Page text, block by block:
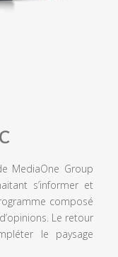
MediaOne Group
s’informer et
composé
Le retour
le paysage